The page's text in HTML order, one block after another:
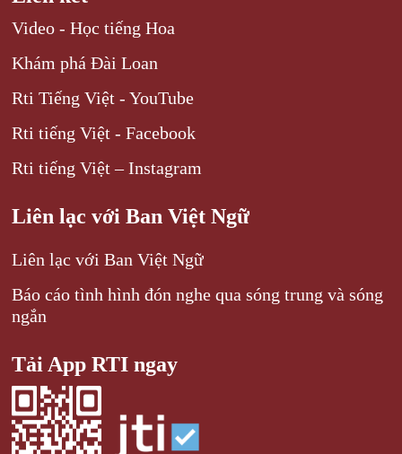
Video - Học tiếng Hoa
Khám phá Đài Loan
Rti Tiếng Việt - YouTube
Rti tiếng Việt - Facebook
Rti tiếng Việt – Instagram
Liên lạc với Ban Việt Ngữ
Liên lạc với Ban Việt Ngữ
Báo cáo tình hình đón nghe qua sóng trung và sóng
ngắn
Tải App RTI ngay